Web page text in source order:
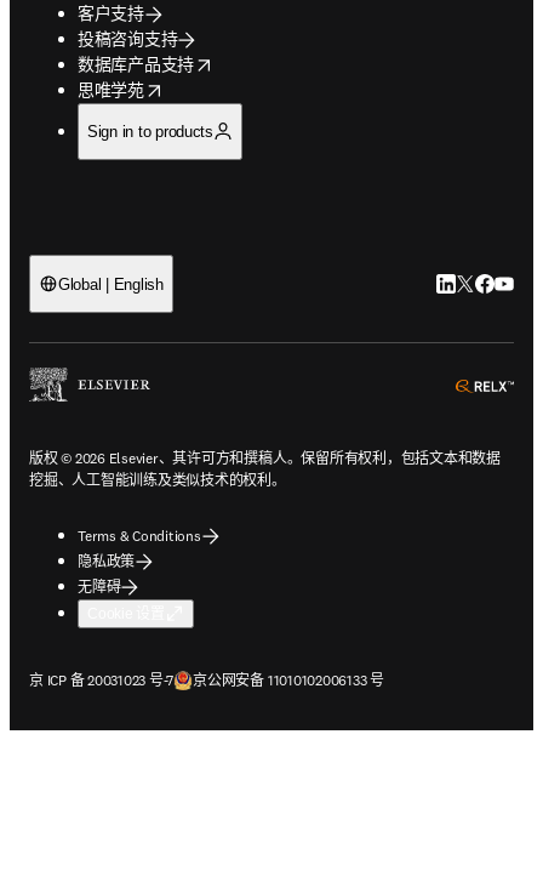
客户支持
投稿咨询支持
数据库产品支持
opens in new tab/window
思唯学苑
opens in new tab/window
Sign in to products
Global | English LinkedIn 在
Twitter 在
版权 © 2026 Elsevier、其许可方和撰稿人。保留所有权利，包括文本和数据
挖掘、人工智能训练及类似技术的权利。
Terms & Conditions
隐私政策
无障碍
京 ICP 备 20031023 号-7
在新的选项卡/窗口中打开京公网安备 11010102006133 号
在新的选项卡/窗口中打开